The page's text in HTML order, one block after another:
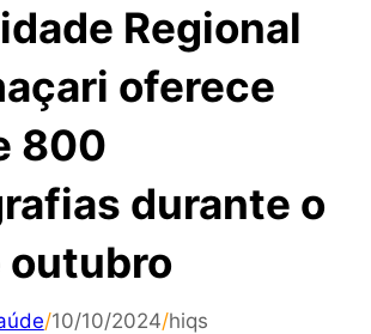
Regional
oferece
800
durante o
outubro
/10/10/2024/hiqs